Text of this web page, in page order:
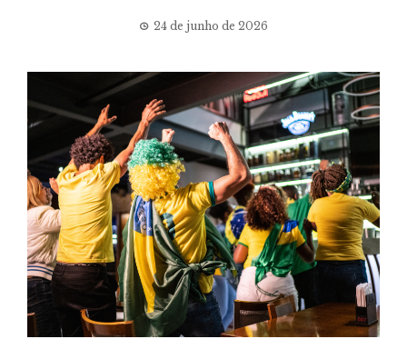
24 de junho de 2026